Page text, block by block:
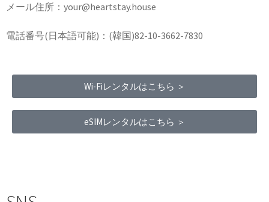
メール住所：your@heartstay.house
電話番号(日本語可能)：(韓国)82-10-3662-7830
Wi-Fiレンタルはこちら ＞
eSIMレンタルはこちら ＞